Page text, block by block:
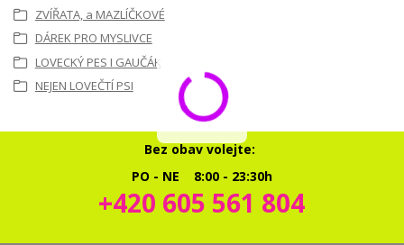
ZVÍŘATA, a MAZLÍČKOVÉ
DÁREK PRO MYSLIVCE
LOVECKÝ PES I GAUČÁK
NEJEN LOVEČTÍ PSI
Bez obav volejte:
PO - NE 8:00 - 23:30h
+420 605 561 804